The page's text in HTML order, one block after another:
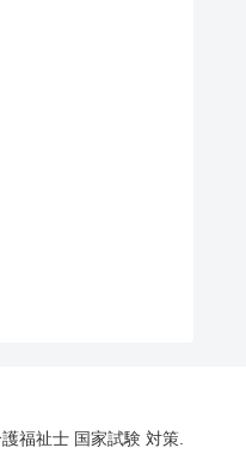
福祉士 国家試験 対策.